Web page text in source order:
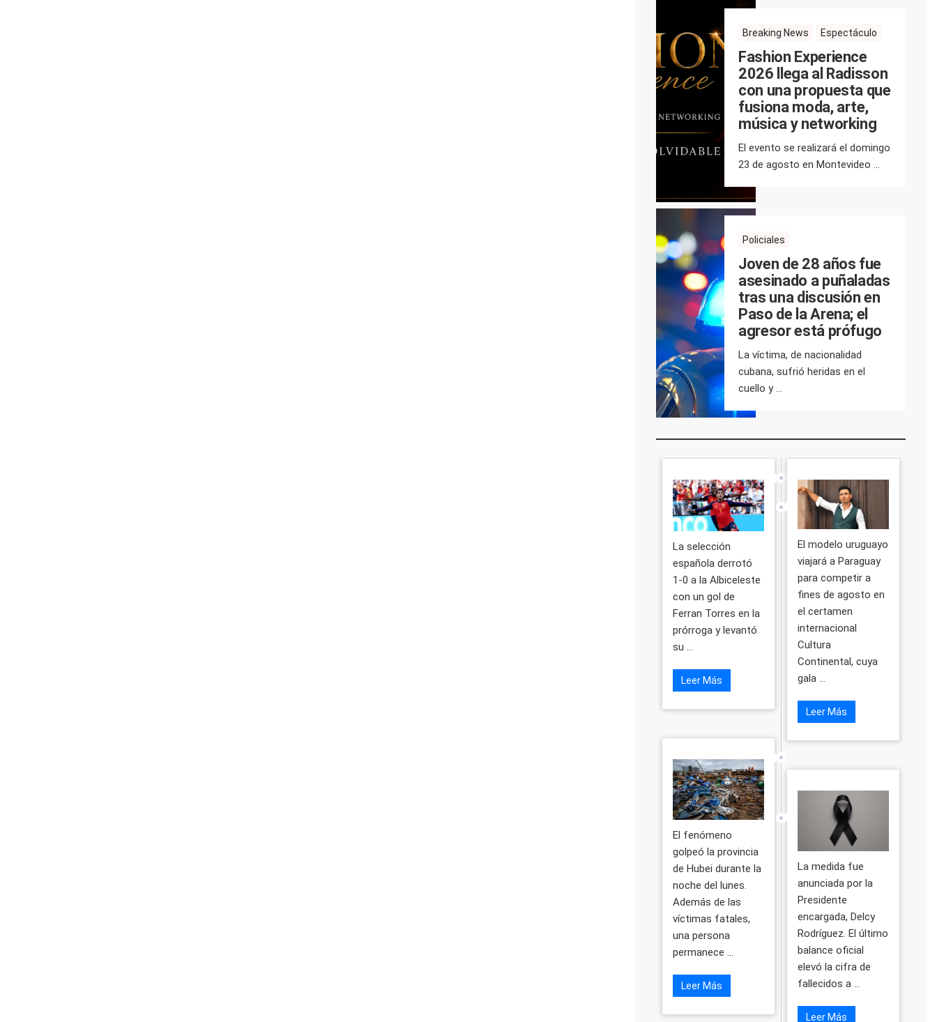
Breaking News Espectáculo
Fashion Experience
2026 llega al Radisson
con una propuesta que
fusiona moda, arte,
música y networking
El evento se realizará el domingo
23 de agosto en Montevideo ...
Policiales
Joven de 28 años fue
asesinado a puñaladas
tras una discusión en
Paso de la Arena; el
agresor está prófugo
La víctima, de nacionalidad
cubana, sufrió heridas en el
cuello y ...
La selección
española derrotó
1-0 a la Albiceleste
con un gol de
Ferran Torres en la
prórroga y levantó
su ...
Leer Más
El modelo uruguayo
viajará a Paraguay
para competir a
fines de agosto en
el certamen
internacional
Cultura
Continental, cuya
gala ...
Leer Más
El fenómeno
golpeó la provincia
de Hubei durante la
noche del lunes.
Además de las
víctimas fatales,
una persona
permanece ...
Leer Más
La medida fue
anunciada por la
Presidente
encargada, Delcy
Rodríguez. El último
balance oficial
elevó la cifra de
fallecidos a ...
Leer Más